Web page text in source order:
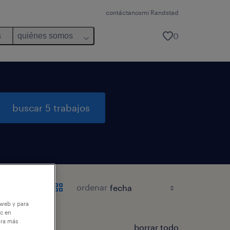
contáctanosmi Randstad
quiénes somos 0
buscar 5 trabajos
ordenar
borrar todo
y para
en
más